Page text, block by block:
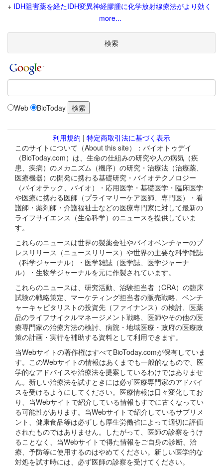
+ IDH阻害薬を経たIDH変異神経膠腫に化学放射線療法がより効く
more...
検索
Web BioToday
利用規約 | 特定商取引法に基づく表示
このサイトについて（About this site）：バイオトゥデイ
（BioToday.com）は、生命の仕組みの研究や人の病気（疾
患、疾病）のメカニズム（機序）の研究・治療法（治療薬、
医療機器）の開発に携わる基礎研究・バイオテクノロジー
（バイオテック、バイオ）・応用医学・基礎医学・臨床医学
や医療に携わる医師（プライマリーケア医師、専門医）・看
護師・薬剤師・介護福祉士などの医療専門家に対して最新の
ライフサイエンス（生命科学）のニュースを提供していま
す。
これらのニュースは世界の製薬会社やバイオベンチャーのプ
レスリリース（ニュースリリース）や世界の主要な科学雑誌
（科学ジャーナル）・医学雑誌（医学誌、医学ジャーナ
ル）・生物学ジャーナルを元に作製されています。
これらのニュースは、研究活動、治験担当者（CRA）の臨床
試験の戦略策定、マーケティング担当者の販売戦略、ベンチ
ャーキャピタリストの投資先（ファイナンス）の検討、医薬
品のライフサイクルマネージメント戦略、医師やその他の医
療専門家の治療方法の検討、病院・地域医療・政府の医療政
策の計画・実行を補助する資料として利用できます。
当Webサイトの著作権はすべてBioToday.comが保有していま
す。このWebサイトの情報はあくまでも一般的なもので、医
学的なアドバイスや治療法を提案しているわけではありませ
ん。新しい治療法を試すときには必ず医療専門家のアドバイ
スを受けるようにしてください。医療情報は日々変化してお
り、当Webサイトで紹介している情報もすでに古くなってい
る可能性があります。当Webサイトで紹介しているサプリメ
ント、健康食品等は必ずしも厚生労働省によって適切に評価
されたものではありません。したがって、医師の診察をうけ
ることなく、当Webサイトで得た情報をご自身の診断、治
療、予防等に使用するのはやめてください。新しい医学的な
対処を試す時には、必ず医師の診察を受けてください。